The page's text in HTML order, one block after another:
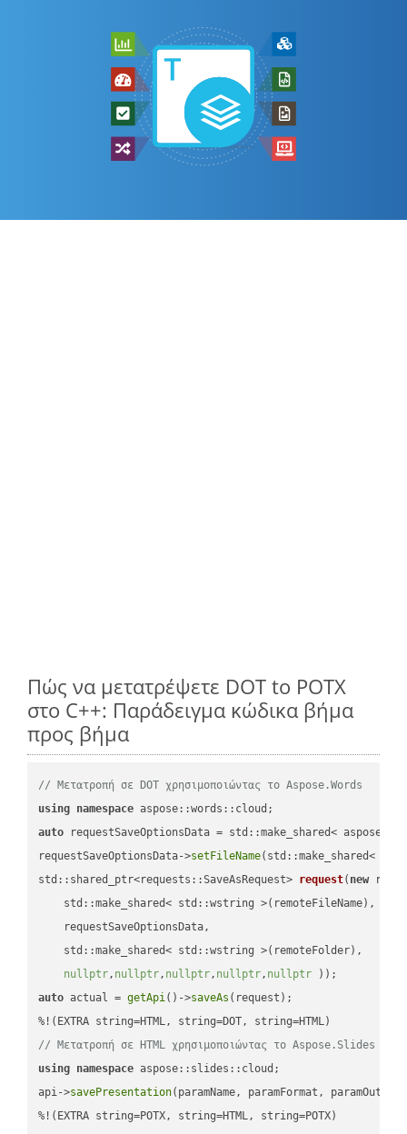
Πώς να μετατρέψετε DOT to POTX
στο C++: Παράδειγμα κώδικα βήμα
προς βήμα
// Μετατροπή σε DOT χρησιμοποιώντας το Aspose.Words
using namespace
auto requestSaveOptionsData = std::make_shared<
requestSaveOptionsData->setFileName(std::make_shared<
std::shared_ptr<requests::SaveAsRequest> request( new
    std::make_shared< std::wstring >(remoteFileName),
    requestSaveOptionsData,
    std::make_shared< std::wstring >(remoteFolder),
nullptr, nullptr, nullptr, nullptr, nullptr ))
auto actual = getApi()->saveAs (request);
// Μετατροπή σε HTML χρησιμοποιώντας το Aspose.Slides
using namespace aspose::slides::cloud;
api->savePresentation(paramName, paramFormat,
%!(EXTRA string=POTX, string=HTML, string=POTX)